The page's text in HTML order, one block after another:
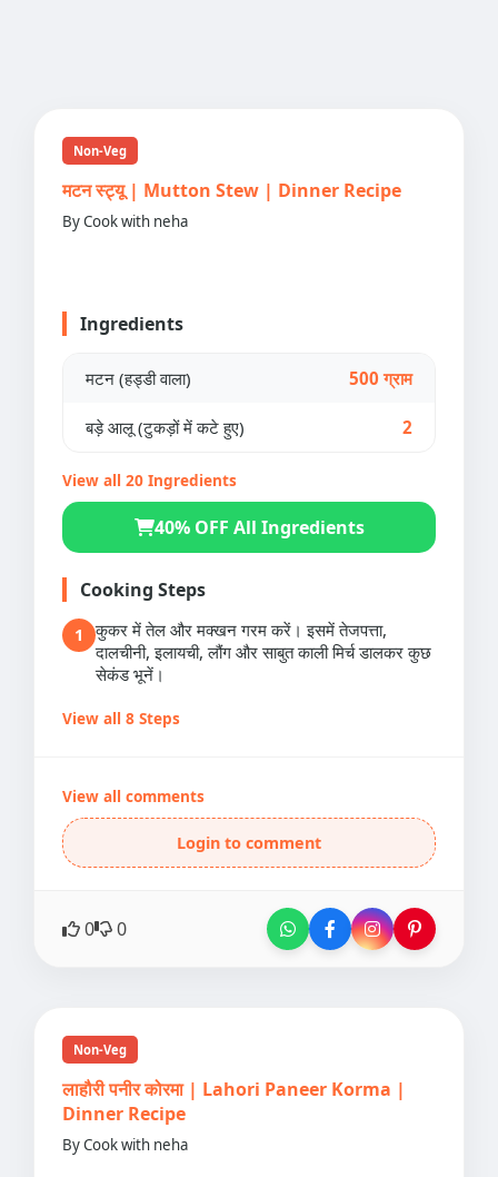
Non-Veg
मटन स्ट्यू | Mutton Stew | Dinner Recipe
By Cook with neha
Ingredients
मटन (हड्डी वाला) 500 ग्राम
बड़े आलू (टुकड़ों में कटे हुए) 2
View all 20 Ingredients
40% OFF All Ingredients
Cooking Steps
1
कुकर में तेल और मक्खन गरम करें। इसमें तेजपत्ता,
दालचीनी, इलायची, लौंग और साबुत काली मिर्च डालकर कुछ
सेकंड भूनें।
View all 8 Steps
View all comments
Login to comment
0 0
Non-Veg
लाहौरी पनीर कोरमा | Lahori Paneer Korma |
Dinner Recipe
By Cook with neha